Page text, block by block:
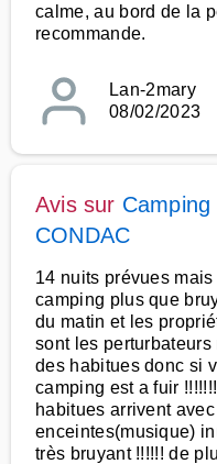
calme, au bord de la
recommande.
Lan-2mary
08/02/2023
Avis sur Camping
CONDAC
14 nuits prévues
camping plus que
du matin et les
sont les
des habitues donc si
camping est a fuir
habitues arrivent
enceintes(musique)
très bruyant !!!!!! de